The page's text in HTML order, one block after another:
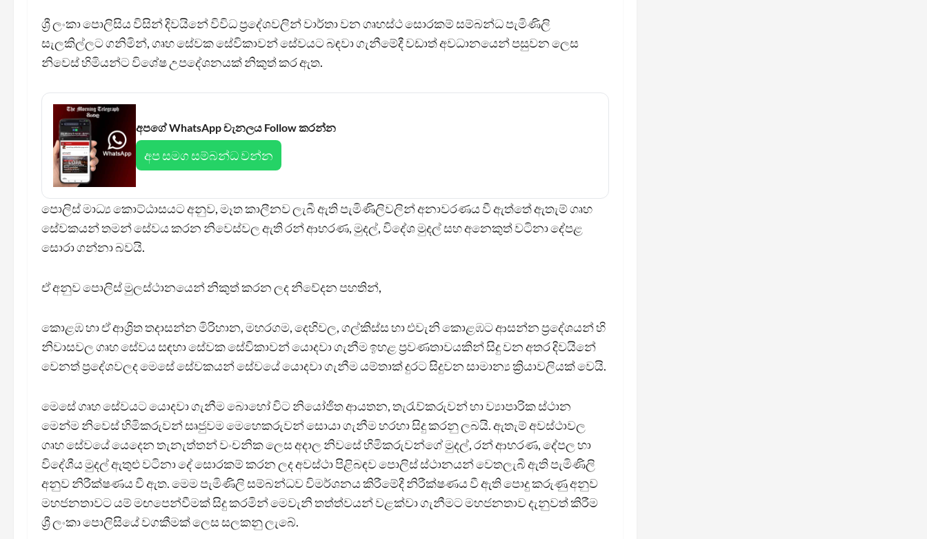
ශ්‍රී ලංකා පොලිසිය විසින් දිවයිනේ විවිධ ප්‍රදේශවලින් වාර්තා වන ගෘහස්ථ සොරකම් සම්බන්ධ පැමිණිලි
සැලකිල්ලට ගනිමින්, ගෘහ සේවක සේවිකාවන් සේවයට බඳවා ගැනීමේදී වඩාත් අවධානයෙන් පසුවන ලෙස
නිවෙස් හිමියන්ට විශේෂ උපදේශනයක් නිකුත් කර ඇත.
අපගේ WhatsApp චැනලය Follow කරන්න
අප සමග සම්බන්ධ වන්න
පොලිස් මාධ්‍ය කොට්ඨාසයට අනුව, මෑත කාලීනව ලැබී ඇති පැමිණිලිවලින් අනාවරණය වී ඇත්තේ ඇතැම් ගෘහ
සේවකයන් තමන් සේවය කරන නිවෙස්වල ඇති රන් ආභරණ, මුදල්, විදේශ මුදල් සහ අනෙකුත් වටිනා දේපළ
සොරා ගන්නා බවයි.
ඒ අනුව පොලිස් මුලස්ථානයෙන් නිකුත් කරන ලද නිවේදන පහතින්,
කොළඹ හා ඒ ආශ්‍රිත තදාසන්න මිරිහාන, මහරගම, දෙහිවල, ගල්කිස්ස හා එවැනි කොළඹට ආසන්න ප්‍රදේශයන් හි
නිවාසවල ගෘහ සේවය සඳහා සේවක සේවිකාවන් යොදවා ගැනීම ඉහළ ප්‍රවණතාවයකින් සිදු වන අතර දිවයිනේ
වෙනත් ප්‍රදේශවලද මෙසේ සේවකයන් සේවයේ යොදවා ගැනීම යම්තාක් දුරට සිදුවන සාමාන්‍ය ක්‍රියාවලියක් වෙයි.
මෙසේ ගෘහ සේවයට යොදවා ගැනීම බොහෝ විට නියෝජිත ආයතන, තැරැව්කරුවන් හා ව්‍යාපාරික ස්ථාන
මෙන්ම නිවෙස් හිමිකරුවන් සෘජුවම මෙහෙකරුවන් සොයා ගැනීම හරහා සිදු කරනු ලබයි. ඇතැම් අවස්ථාවල
ගෘහ සේවයේ යෙදෙන තැනැත්තන් වංචනික ලෙස අදාල නිවසේ හිමිකරුවන්ගේ මුදල්, රන් ආභරණ, දේපල හා
විදේශීය මුදල් ඇතුළු වටිනා දේ සොරකම් කරන ලද අවස්ථා පිළිබඳව පොලිස් ස්ථානයන් වෙතලැබී ඇති පැමිණිලි
අනුව නිරීක්ෂණය වී ඇත. මෙම පැමිණිලි සම්බන්ධව විමර්ශනය කිරීමේදී නිරීක්ෂණය වී ඇති පොදු කරුණු අනුව
මහජනතාවට යම් මඟපෙන්වීමක් සිදු කරමින් මෙවැනි තත්ත්වයන් වළක්වා ගැනීමට මහජනතාව දැනුවත් කිරීම
ශ්‍රී ලංකා පොලිසියේ වගකීමක් ලෙස සලකනු ලැබේ.